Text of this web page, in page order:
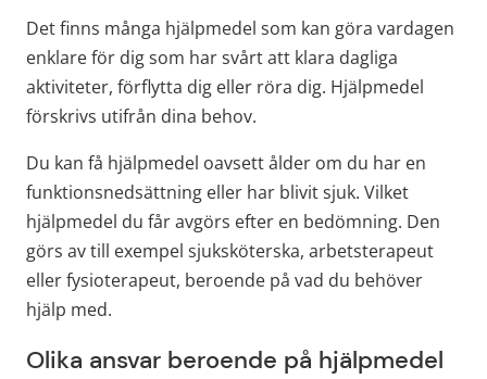
Det finns många hjälpmedel som kan göra vardagen
enklare för dig som har svårt att klara dagliga
aktiviteter, förflytta dig eller röra dig. Hjälpmedel
förskrivs utifrån dina behov.
Du kan få hjälpmedel oavsett ålder om du har en
funktionsnedsättning eller har blivit sjuk. Vilket
hjälpmedel du får avgörs efter en bedömning. Den
görs av till exempel sjuksköterska, arbetsterapeut
eller fysioterapeut, beroende på vad du behöver
hjälp med.
Olika ansvar beroende på hjälpmedel